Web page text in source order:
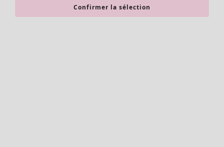
Confirmer la sélection